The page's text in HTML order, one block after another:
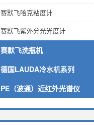
赛默飞哈克粘度计
赛默飞紫外分光光度计
赛默飞洗瓶机
德国LAUDA冷水机系列
PE（波通）近红外光谱仪